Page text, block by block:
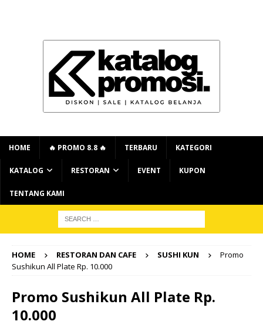
HOME 🔥 PROMO 8.8 🔥 TERBARU KATEGORI
KATALOG RESTORAN EVENT KUPON
TENTANG KAMI
HOME RESTORAN DAN CAFE SUSHI KUN
Promo
Sushikun All Plate Rp. 10.000
Promo Sushikun All Plate Rp.
10.000